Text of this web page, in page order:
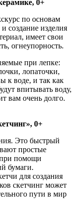
0+
по основам
создание изделия
имеет свои
огнеупорность.
при лепке:
лопаточки,
к воде, и так как
впитывать воду,
вам очень долго.
0+
Это быстрый
простые
при помощи
бумаги.
для создания
скетчинг может
пути в мир